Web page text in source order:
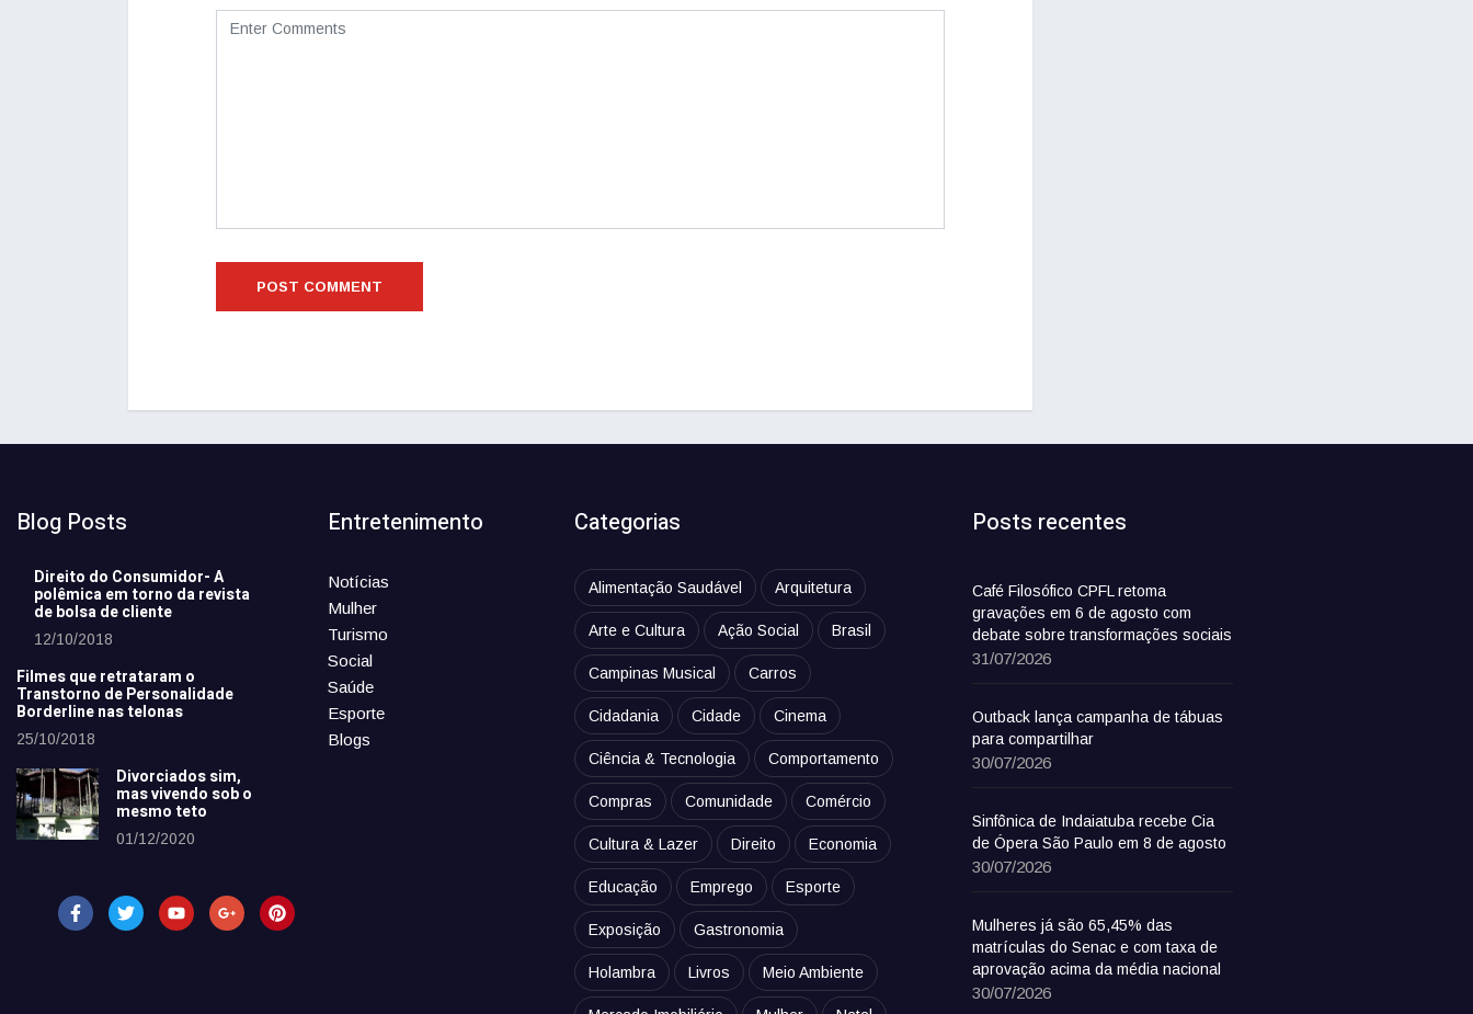
Blog Posts
Direito do Consumidor- A
polêmica em torno da revista
de bolsa de cliente
12/10/2018
Filmes que retrataram o
Transtorno de Personalidade
Borderline nas telonas
25/10/2018
Divorciados sim,
mas vivendo sob o
mesmo teto
01/12/2020
Entretenimento
Notícias
Mulher
Turismo
Social
Saúde
Esporte
Blogs
Categorias
Alimentação Saudável Arquitetura
Arte e Cultura Ação Social Brasil
Campinas Musical Carros
Cidadania Cidade Cinema
Ciência & Tecnologia Comportamento
Compras Comunidade Comércio
Cultura & Lazer Direito Economia
Educação Emprego Esporte
Exposição Gastronomia
Holambra Livros Meio Ambiente
Posts recentes
Café Filosófico CPFL retoma
gravações em 6 de agosto com
debate sobre transformações sociais
31/07/2026
Outback lança campanha de tábuas
para compartilhar
30/07/2026
Sinfônica de Indaiatuba recebe Cia
de Ópera São Paulo em 8 de agosto
30/07/2026
Mulheres já são 65,45% das
matrículas do Senac e com taxa de
aprovação acima da média nacional
30/07/2026